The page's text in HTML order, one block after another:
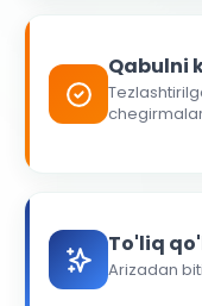
Qabulni
To'liq
Arizadan